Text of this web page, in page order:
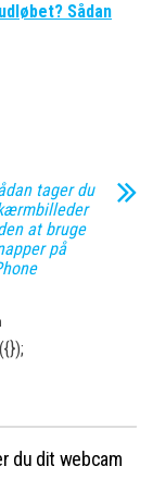
Sådan
tager du
at bruge
på
du dit webcam